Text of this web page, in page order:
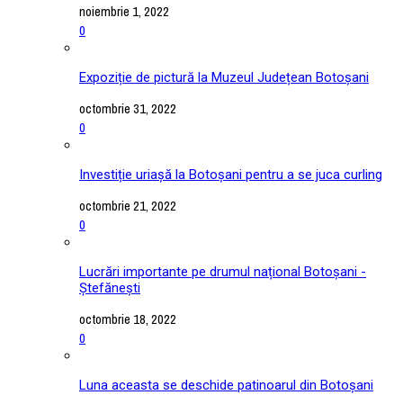
noiembrie 1, 2022
0
Expoziție de pictură la Muzeul Județean Botoșani
octombrie 31, 2022
0
Investiție uriașă la Botoșani pentru a se juca curling
octombrie 21, 2022
0
Lucrări importante pe drumul național Botoșani -
Ștefănești
octombrie 18, 2022
0
Luna aceasta se deschide patinoarul din Botoșani